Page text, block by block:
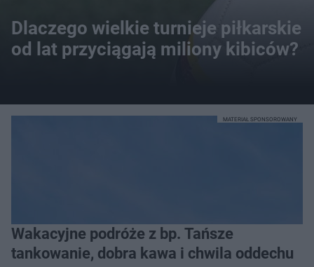
Dlaczego wielkie turnieje piłkarskie
od lat przyciągają miliony kibiców?
Wakacyjne podróże z bp. Tańsze
tankowanie, dobra kawa i chwila oddechu
MATERIAŁ SPONSOROWANY